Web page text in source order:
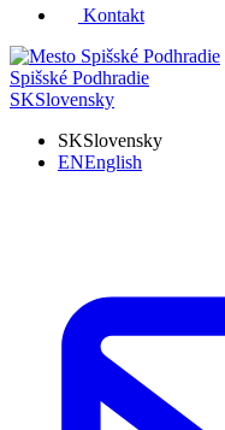
Kontakt
Spišské Podhradie
SKSlovensky
SKSlovensky
ENEnglish